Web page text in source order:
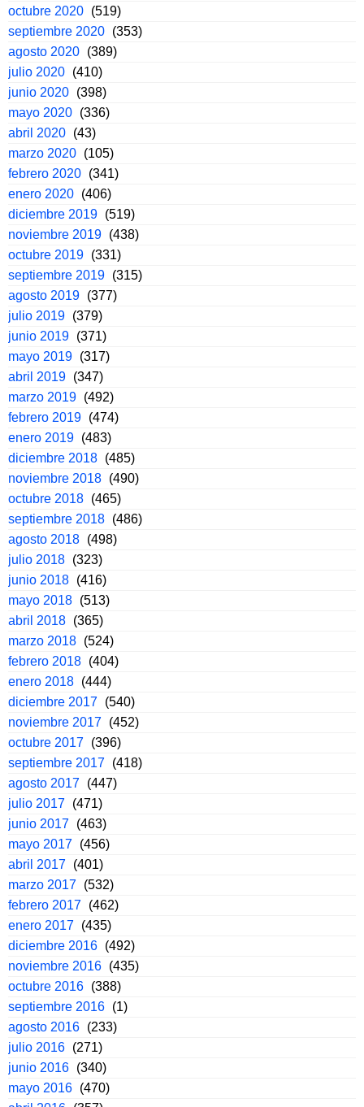
octubre 2020 (519)
septiembre 2020 (353)
agosto 2020 (389)
julio 2020 (410)
junio 2020 (398)
mayo 2020 (336)
abril 2020 (43)
marzo 2020 (105)
febrero 2020 (341)
enero 2020 (406)
diciembre 2019 (519)
noviembre 2019 (438)
octubre 2019 (331)
septiembre 2019 (315)
agosto 2019 (377)
julio 2019 (379)
junio 2019 (371)
mayo 2019 (317)
abril 2019 (347)
marzo 2019 (492)
febrero 2019 (474)
enero 2019 (483)
diciembre 2018 (485)
noviembre 2018 (490)
octubre 2018 (465)
septiembre 2018 (486)
agosto 2018 (498)
julio 2018 (323)
junio 2018 (416)
mayo 2018 (513)
abril 2018 (365)
marzo 2018 (524)
febrero 2018 (404)
enero 2018 (444)
diciembre 2017 (540)
noviembre 2017 (452)
octubre 2017 (396)
septiembre 2017 (418)
agosto 2017 (447)
julio 2017 (471)
junio 2017 (463)
mayo 2017 (456)
abril 2017 (401)
marzo 2017 (532)
febrero 2017 (462)
enero 2017 (435)
diciembre 2016 (492)
noviembre 2016 (435)
octubre 2016 (388)
septiembre 2016 (1)
agosto 2016 (233)
julio 2016 (271)
junio 2016 (340)
mayo 2016 (470)